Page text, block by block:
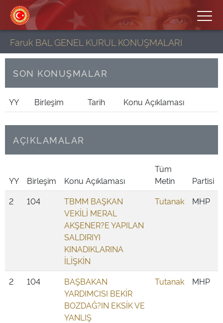
Faruk BAL GENEL KURUL KONUŞMALARI
SON KONUŞMALAR
YY Birleşim Tarih Konu Açıklaması
AÇIKLAMALAR
YY Birleşim Konu Açıklaması
Tüm
Metin
Partisi
2
104
TBMM BAŞKAN
VEKİLİ MERAL
AKŞENER?E YAPILAN
SALDIRIYI
KINADIKLARINA
İLİŞKİN
Tutanak MHP
2 104
BAŞBAKAN
YARDIMCISI BEKİR
BOZDAĞ?IN EKSİK VE
YANLIŞ
Tutanak MHP